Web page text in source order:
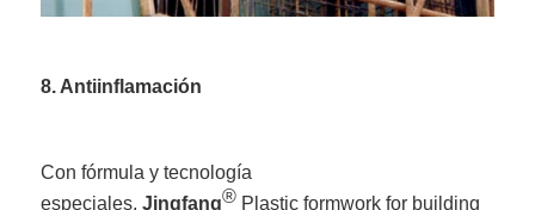
8. Antiinflamación
Con fórmula y tecnología
especiales,Jingfang® Plastic formwork for building